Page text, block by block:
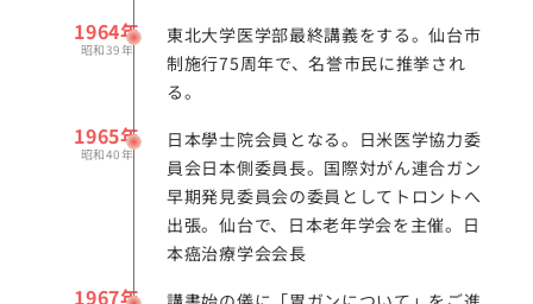
1964年
昭和39年
東北大学医学部最終講義をする。仙台市
制施行75周年で、名誉市民に推挙され
る。
1965年
昭和40年
日本學士院会員となる。日米医学協力委
員会日本側委員長。国際対がん連合ガン
早期発見委員会の委員としてトロントへ
出張。仙台で、日本老年学会を主催。日
本癌治療学会会長
1967年